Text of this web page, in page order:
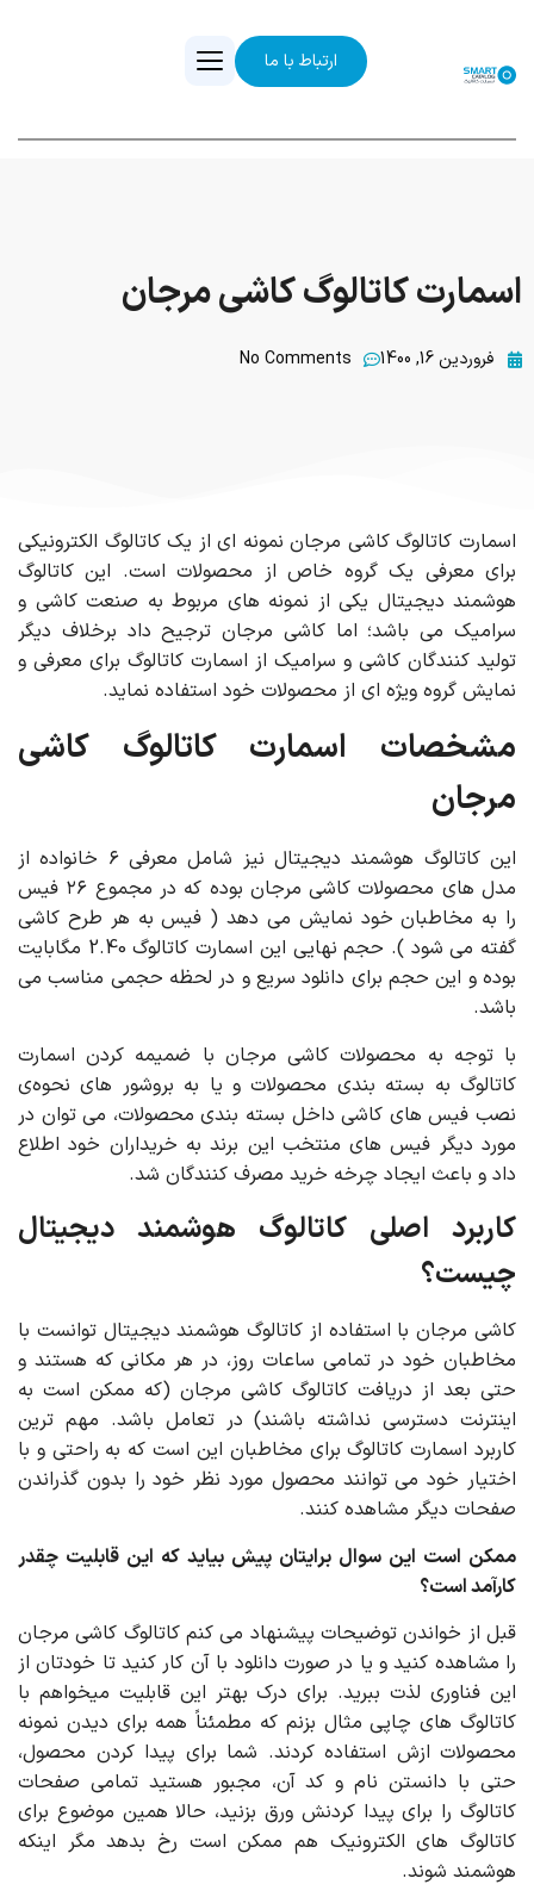
ارتباط با ما
اسمارت کاتالوگ کاشی مرجان
فروردین 16, 1400 No Comments
اسمارت کاتالوگ کاشی مرجان نمونه ای از یک کاتالوگ الکترونیکی
برای معرفی یک گروه خاص از محصولات است. این کاتالوگ
هوشمند دیجیتال یکی از نمونه های مربوط به صنعت کاشی و
سرامیک می باشد؛ اما کاشی مرجان ترجیح داد برخلاف دیگر
تولید کنندگان کاشی و سرامیک از اسمارت کاتالوگ برای معرفی و
نمایش گروه ویژه ای از محصولات خود استفاده نماید.
مشخصات اسمارت کاتالوگ کاشی
مرجان
این کاتالوگ هوشمند دیجیتال نیز شامل معرفی ۶ خانواده از
مدل های محصولات کاشی مرجان بوده که در مجموع ۲۶ فیس
را به مخاطبان خود نمایش می دهد ( فیس به هر طرح کاشی
گفته می شود ). حجم نهایی این اسمارت کاتالوگ 2.40 مگابایت
بوده و این حجم برای دانلود سریع و در لحظه حجمی مناسب می
باشد.
با توجه به محصولات کاشی مرجان با ضمیمه کردن اسمارت
کاتالوگ به بسته بندی محصولات و یا به بروشور های نحوه‌ی
نصب فیس‌ های کاشی داخل بسته بندی محصولات، می توان در
مورد دیگر فیس های منتخب این برند به خریداران خود اطلاع
داد و باعث ایجاد چرخه خرید مصرف کنندگان شد.
کاربرد اصلی کاتالوگ هوشمند دیجیتال
چیست؟
کاشی مرجان با استفاده از کاتالوگ هوشمند دیجیتال توانست با
مخاطبان خود در تمامی ساعات روز، در هر مکانی که هستند و
حتی بعد از دریافت کاتالوگ کاشی مرجان (که ممکن است به
اینترنت دسترسی نداشته باشند) در تعامل باشد. مهم ترین
کاربرد اسمارت کاتالوگ برای مخاطبان این است که به راحتی و با
اختیار خود می توانند محصول مورد نظر خود را بدون گذراندن
صفحات دیگر مشاهده کنند.
ممکن است این سوال برایتان پیش بیاید که این قابلیت چقدر
کارآمد است؟
قبل از خواندن توضیحات پیشنهاد می کنم کاتالوگ کاشی مرجان
را مشاهده کنید و یا در صورت دانلود با آن کار کنید تا خودتان از
این فناوری لذت ببرید. برای درک بهتر این قابلیت میخواهم با
کاتالوگ های چاپی مثال بزنم که مطمئناً همه برای دیدن نمونه
محصولات ازش استفاده کردند. شما برای پیدا کردن محصول،
حتی با دانستن نام و کد آن، مجبور هستید تمامی صفحات
کاتالوگ را برای پیدا کردنش ورق بزنید، حالا همین موضوع برای
کاتالوگ های الکترونیک هم ممکن است رخ بدهد مگر اینکه
هوشمند شوند.